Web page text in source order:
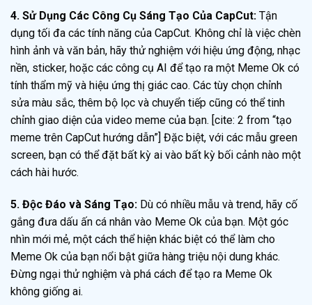
4. Sử Dụng Các Công Cụ Sáng Tạo Của CapCut: Tận
dụng tối đa các tính năng của CapCut. Không chỉ là việc chèn
hình ảnh và văn bản, hãy thử nghiệm với hiệu ứng động, nhạc
nền, sticker, hoặc các công cụ AI để tạo ra một Meme Ok có
tính thẩm mỹ và hiệu ứng thị giác cao. Các tùy chọn chỉnh
sửa màu sắc, thêm bộ lọc và chuyển tiếp cũng có thể tinh
chỉnh giao diện của video meme của bạn. [cite: 2 from “tạo
meme trên CapCut hướng dẫn”] Đặc biệt, với các mẫu green
screen, bạn có thể đặt bất kỳ ai vào bất kỳ bối cảnh nào một
cách hài hước.
5. Độc Đáo và Sáng Tạo: Dù có nhiều mẫu và trend, hãy cố
gắng đưa dấu ấn cá nhân vào Meme Ok của bạn. Một góc
nhìn mới mẻ, một cách thể hiện khác biệt có thể làm cho
Meme Ok của bạn nổi bật giữa hàng triệu nội dung khác.
Đừng ngại thử nghiệm và phá cách để tạo ra Meme Ok
không giống ai.